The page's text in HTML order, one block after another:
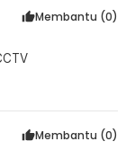
Membantu (0)
Membantu (0)